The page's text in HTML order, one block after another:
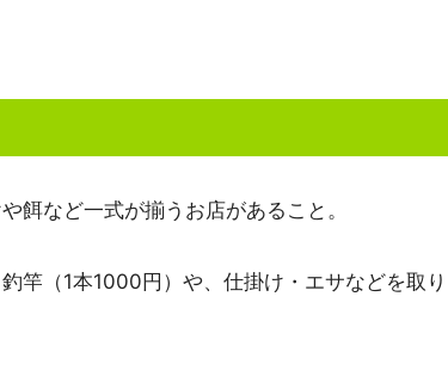
餌など一式が揃うお店があること。
竿（1本1000円）や、仕掛け・エサなどを取り